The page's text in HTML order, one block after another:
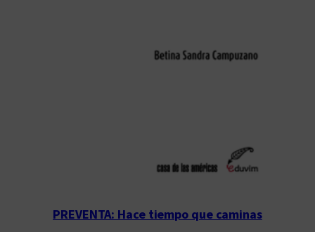
PREVENTA: Hace tiempo que caminas